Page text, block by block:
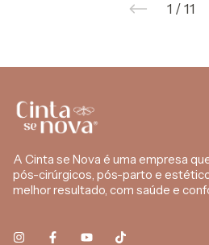
1 / 11
A Cinta se Nova é uma empresa
pós-cirúrgicos, pós-parto e
melhor resultado, com saúde e